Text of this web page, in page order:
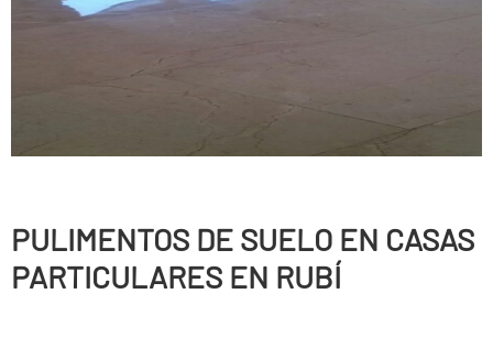
PULIMENTOS DE SUELO EN CASAS
PARTICULARES EN RUBÍ